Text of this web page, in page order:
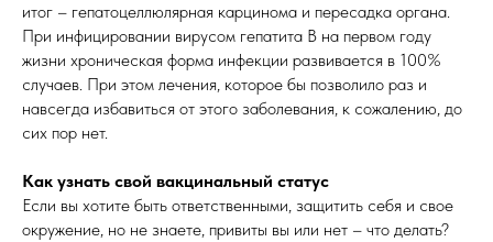
итог – гепатоцеллюлярная карцинома и пересадка органа.
При инфицировании вирусом гепатита В на первом году
жизни хроническая форма инфекции развивается в 100%
случаев. При этом лечения, которое бы позволило раз и
навсегда избавиться от этого заболевания, к сожалению, до
сих пор нет.
Как узнать свой вакцинальный статус
Если вы хотите быть ответственными, защитить себя и свое
окружение, но не знаете, привиты вы или нет – что делать?